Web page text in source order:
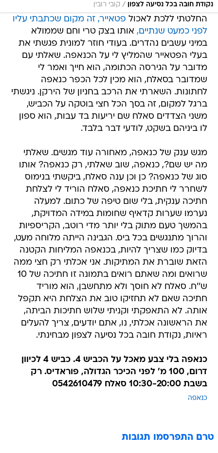
נקודת חובה בכל נסיעה לצפון / קובי רובין
החלטתי ללכת לאכול פטאייר, זה מקום שכתבתי עליו
לפני כמעט שנתיים, אותו בצק טרי וחם שממולא
במיני עשבים נהדרים. בעודי חוזר למונית פגשתי את
בעלי הפטאייר שהמליץ לי על הכנאפה. שאלתי עם
מדובר על הגירסה הכתומה, הוא חייך ואמר לי
שמדובר בסאלח, הוא מכין לכל הכפר כנאפה
לחתונות. השארתי את הרכב בחניון של הירקן. ניגשתי
ברגל למקום, זה בסך הכל חצי בוטקה על הכביש,
משני הצדדים סאלח שם יריעות בד עבות, הוא ספון
לו ביניהם בשקט, לודעי דבר בלבד.
מגש ענק של כנאפה, מאחורה עוד מגשים. שאלתי
מה יש שם?, כנאפה, שוב שאלתי, רק כנאפה? אותו
סוג של כנאפה? כן וכן ענה סאלח, ביקשתי בנימוס
לשחרר לי חתיכת כנאפה, סאלח הוריד לי לצלחת
חתיכה ענקית, בלי שום טיפה של כתום. למעלה
נערמו שערות קדאיף שחומות במידה המדויקת,
בהמשך טעם מתוק בלי יותר מדי רוטב, הקריספיות
והרוך מתנגשים בכל ביס. הגבינה הייתה מלוחה מעט,
בדיוק כמו שצריך להיות, בכנאפה המליחות הקטנה
הזאת שוברת את המתיקות. אני אכלתי רק חצי ממה
שרואים ומה שאתם רואים בתמונה זו חתיכה של 10
ש''ח. סאלח לא חוסך ולא מתחשבן, הוא מוריד
חתיכה שאם לא תחזיקו טוב את הצלחת היא תקפל
אותה. לא התאפקתי וקניתי שלוש חתיכות הביתה,
את הראשונה אכלתי, נו, אתם יודעים, צריך להעלים
ראיות, נקודת חובה בכל נסיעה לצפון מבחינתי.
כנאפה בלי צבע מאכל על הכביש 4. כביש 4 לכיוון
דרום, 100 מ' לפני הכיכר הגדולה, פוראדיס. רק
בשבת 10:30-20:00 סאלח 0542610479
כנאפה
טרם התפרסמו תגובות